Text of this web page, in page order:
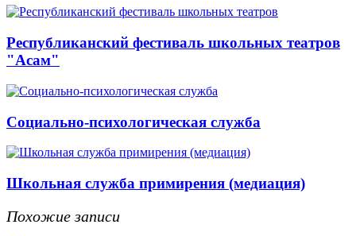
Республиканский фестиваль школьных театров
"Асам"
Социально-психологическая служба
Школьная служба примирения (медиация)
Похожие записи